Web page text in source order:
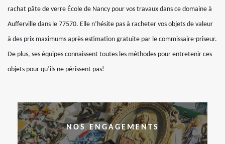
rachat pâte de verre École de Nancy pour vos travaux dans ce domaine à
Aufferville dans le 77570. Elle n’hésite pas à racheter vos objets de valeur
à des prix maximums après estimation gratuite par le commissaire-priseur.
De plus, ses équipes connaissent toutes les méthodes pour entretenir ces
objets pour qu’ils ne périssent pas!
NOS ENGAGEMENTS